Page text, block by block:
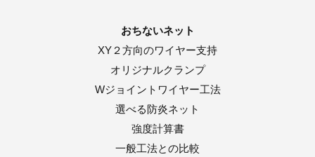
おちないネット
XY２方向のワイヤー支持
オリジナルクランプ
Wジョイントワイヤー工法
選べる防炎ネット
強度計算書
一般工法との比較